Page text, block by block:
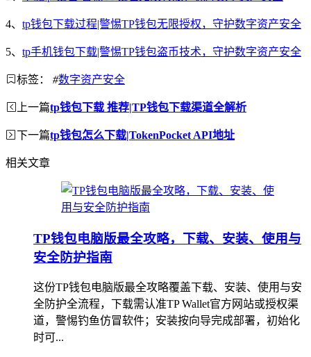
4、 tp钱包下载过程|警惕TP钱包无限授权，守护数字资产安全
5、 tp手机钱包下载|警惕TP钱包盗币技术，守护数字资产安全
标签： #数字资产安全
上一篇tp钱包下载 推荐|TP钱包下载渠道全解析
下一篇tp钱包怎么下载|TokenPocket API地址
相关文章
TP钱包电脑版最全攻略，下载、安装、使用与
安全防护指南
这份TP钱包电脑版最全攻略覆盖下载、安装、使用与安
全防护全流程，下载需认准TP Wallet官方网站或授权渠
道，警惕钓鱼仿冒软件；安装按向导完成部署，初始化
时可...